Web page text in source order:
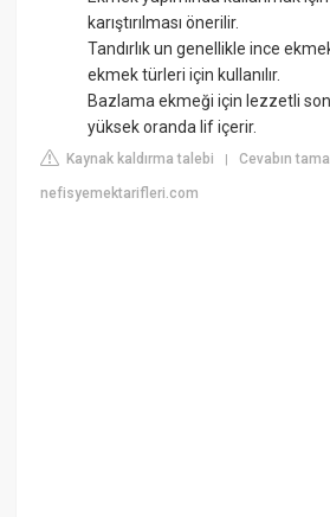
karıştırılması önerilir.
Tandırlık un genellikle ince
ekmek türleri için kullanılır.
Bazlama ekmeği için lezzetli
yüksek oranda lif içerir.
Kaynak kaldırma talebi |Cevabın
nefisyemektarifleri.com